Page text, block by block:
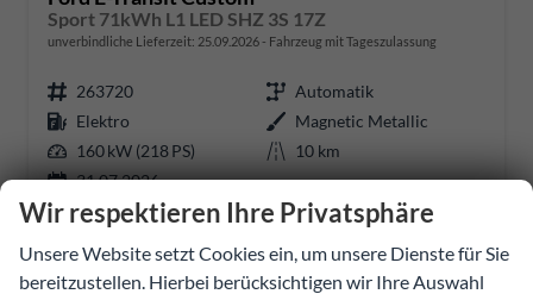
Sport 71kWh L1 LED SHZ 3S 17Z
unverbindliche Lieferzeit: 25.09.2026 Fahrzeug mit Tageszulassung
263720
Automatik
Elektro
Magnetic Metallic
160 kW (218 PS)
10 km
31.07.2026
47.774,82 €
UVP:
67.020,50 €
Details
Wir respektieren Ihre Privatsphäre
Unsere Website setzt Cookies ein, um unsere Dienste für Sie
bereitzustellen. Hierbei berücksichtigen wir Ihre Auswahl